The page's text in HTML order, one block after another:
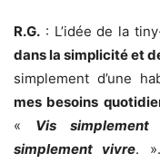
R.G. : L’idée de la
dans la simplicité et
simplement d’une
mes besoins
« Vis
simplement vivre.